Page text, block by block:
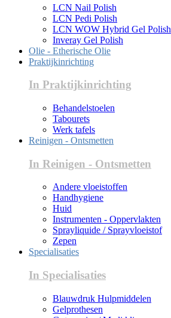
LCN Nail Polish
LCN Pedi Polish
LCN WOW Hybrid Gel Polish
Inveray Gel Polish
Olie - Etherische Olie
Praktijkinrichting
In Praktijkinrichting
Behandelstoelen
Tabourets
Werk tafels
Reinigen - Ontsmetten
In Reinigen - Ontsmetten
Andere vloeistoffen
Handhygiene
Huid
Instrumenten - Oppervlakten
Sprayliquide / Sprayvloeistof
Zepen
Specialisaties
In Specialisaties
Blauwdruk Hulpmiddelen
Gelprothesen